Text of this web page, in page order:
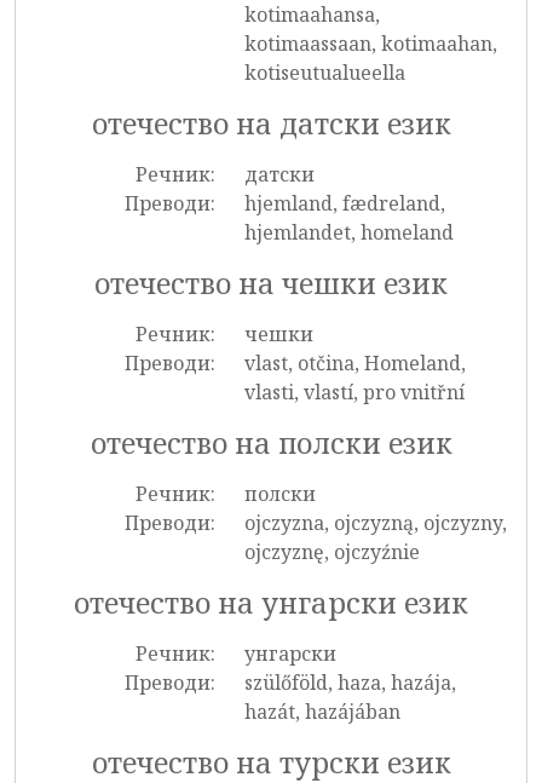
kotimaahansa,
kotimaassaan, kotimaahan,
kotiseutualueella
отечество на датски език
Речник:
датски
Преводи:
hjemland, fædreland,
hjemlandet, homeland
отечество на чешки език
Речник:
чешки
Преводи:
vlast, otčina, Homeland,
vlasti, vlastí, pro vnitřní
отечество на полски език
Речник:
полски
Преводи:
ojczyzna, ojczyzną, ojczyzny,
ojczyznę, ojczyźnie
отечество на унгарски език
Речник:
унгарски
Преводи:
szülőföld, haza, hazája,
hazát, hazájában
отечество на турски език